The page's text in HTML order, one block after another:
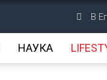
В
НАУКА